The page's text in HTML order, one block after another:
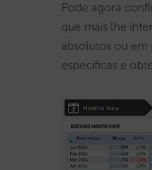
Pode agora
que mais lhe
absolutos ou em
específicas e